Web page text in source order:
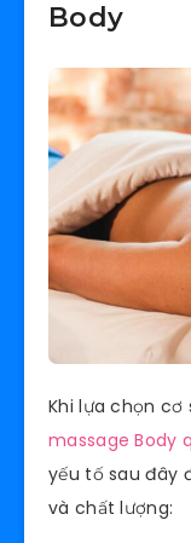
Body
Khi lựa chọn
massage Body
yếu tố sau đây
và chất lượng: